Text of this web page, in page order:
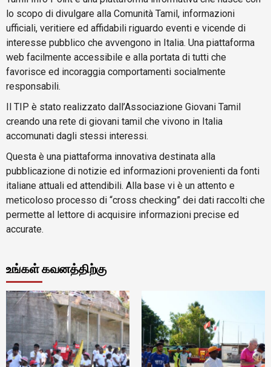
lo scopo di divulgare alla Comunità Tamil, informazioni
ufficiali, veritiere ed affidabili riguardo eventi e vicende di
interesse pubblico che avvengono in Italia. Una piattaforma
web facilmente accessibile e alla portata di tutti che
favorisce ed incoraggia comportamenti socialmente
responsabili.
Il TIP è stato realizzato dall’Associazione Giovani Tamil
creando una rete di giovani tamil che vivono in Italia
accomunati dagli stessi interessi.
Questa è una piattaforma innovativa destinata alla
pubblicazione di notizie ed informazioni provenienti da fonti
italiane attuali ed attendibili. Alla base vi è un attento e
meticoloso processo di “cross checking” dei dati raccolti che
permette al lettore di acquisire informazioni precise ed
accurate.
உங்கள் கவனத்திற்கு